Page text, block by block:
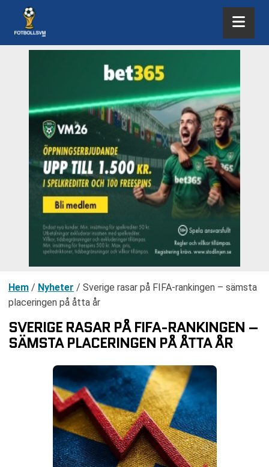
Hem / Nyheter / Sverige rasar på FIFA-rankingen – sämsta
placeringen på åtta år
SVERIGE RASAR PÅ FIFA-RANKINGEN –
SÄMSTA PLACERINGEN PÅ ÅTTA ÅR